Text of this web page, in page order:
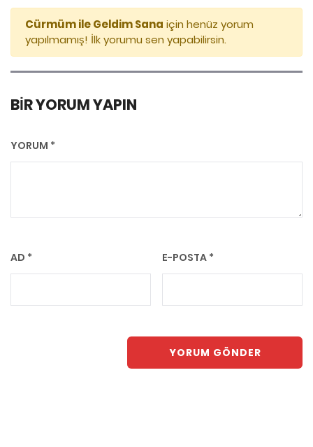
Cürmüm ile Geldim Sana için henüz yorum
yapılmamış! İlk yorumu sen yapabilirsin.
BIR YORUM YAPIN
YORUM *
AD * E-POSTA *